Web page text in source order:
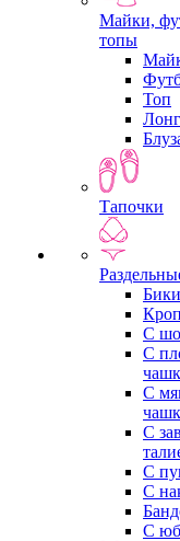
Майки,
топы
Топ
Тапочки
С
С
С
С
С
С
С